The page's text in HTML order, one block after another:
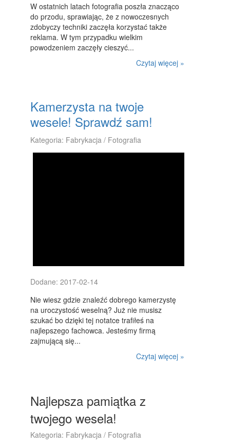
W ostatnich latach fotografia poszła znacząco
do przodu, sprawiając, że z nowoczesnych
zdobyczy techniki zaczęła korzystać także
reklama. W tym przypadku wielkim
powodzeniem zaczęły cieszyć...
Czytaj więcej »
Kamerzysta na twoje
wesele! Sprawdź sam!
Kategoria: Fabrykacja / Fotografia
Dodane: 2017-02-14
Nie wiesz gdzie znaleźć dobrego kamerzystę
na uroczystość weselną? Już nie musisz
szukać bo dzięki tej notatce trafiłeś na
najlepszego fachowca. Jesteśmy firmą
zajmującą się...
Czytaj więcej »
Najlepsza pamiątka z
twojego wesela!
Kategoria: Fabrykacja / Fotografia